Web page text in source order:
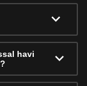
havi